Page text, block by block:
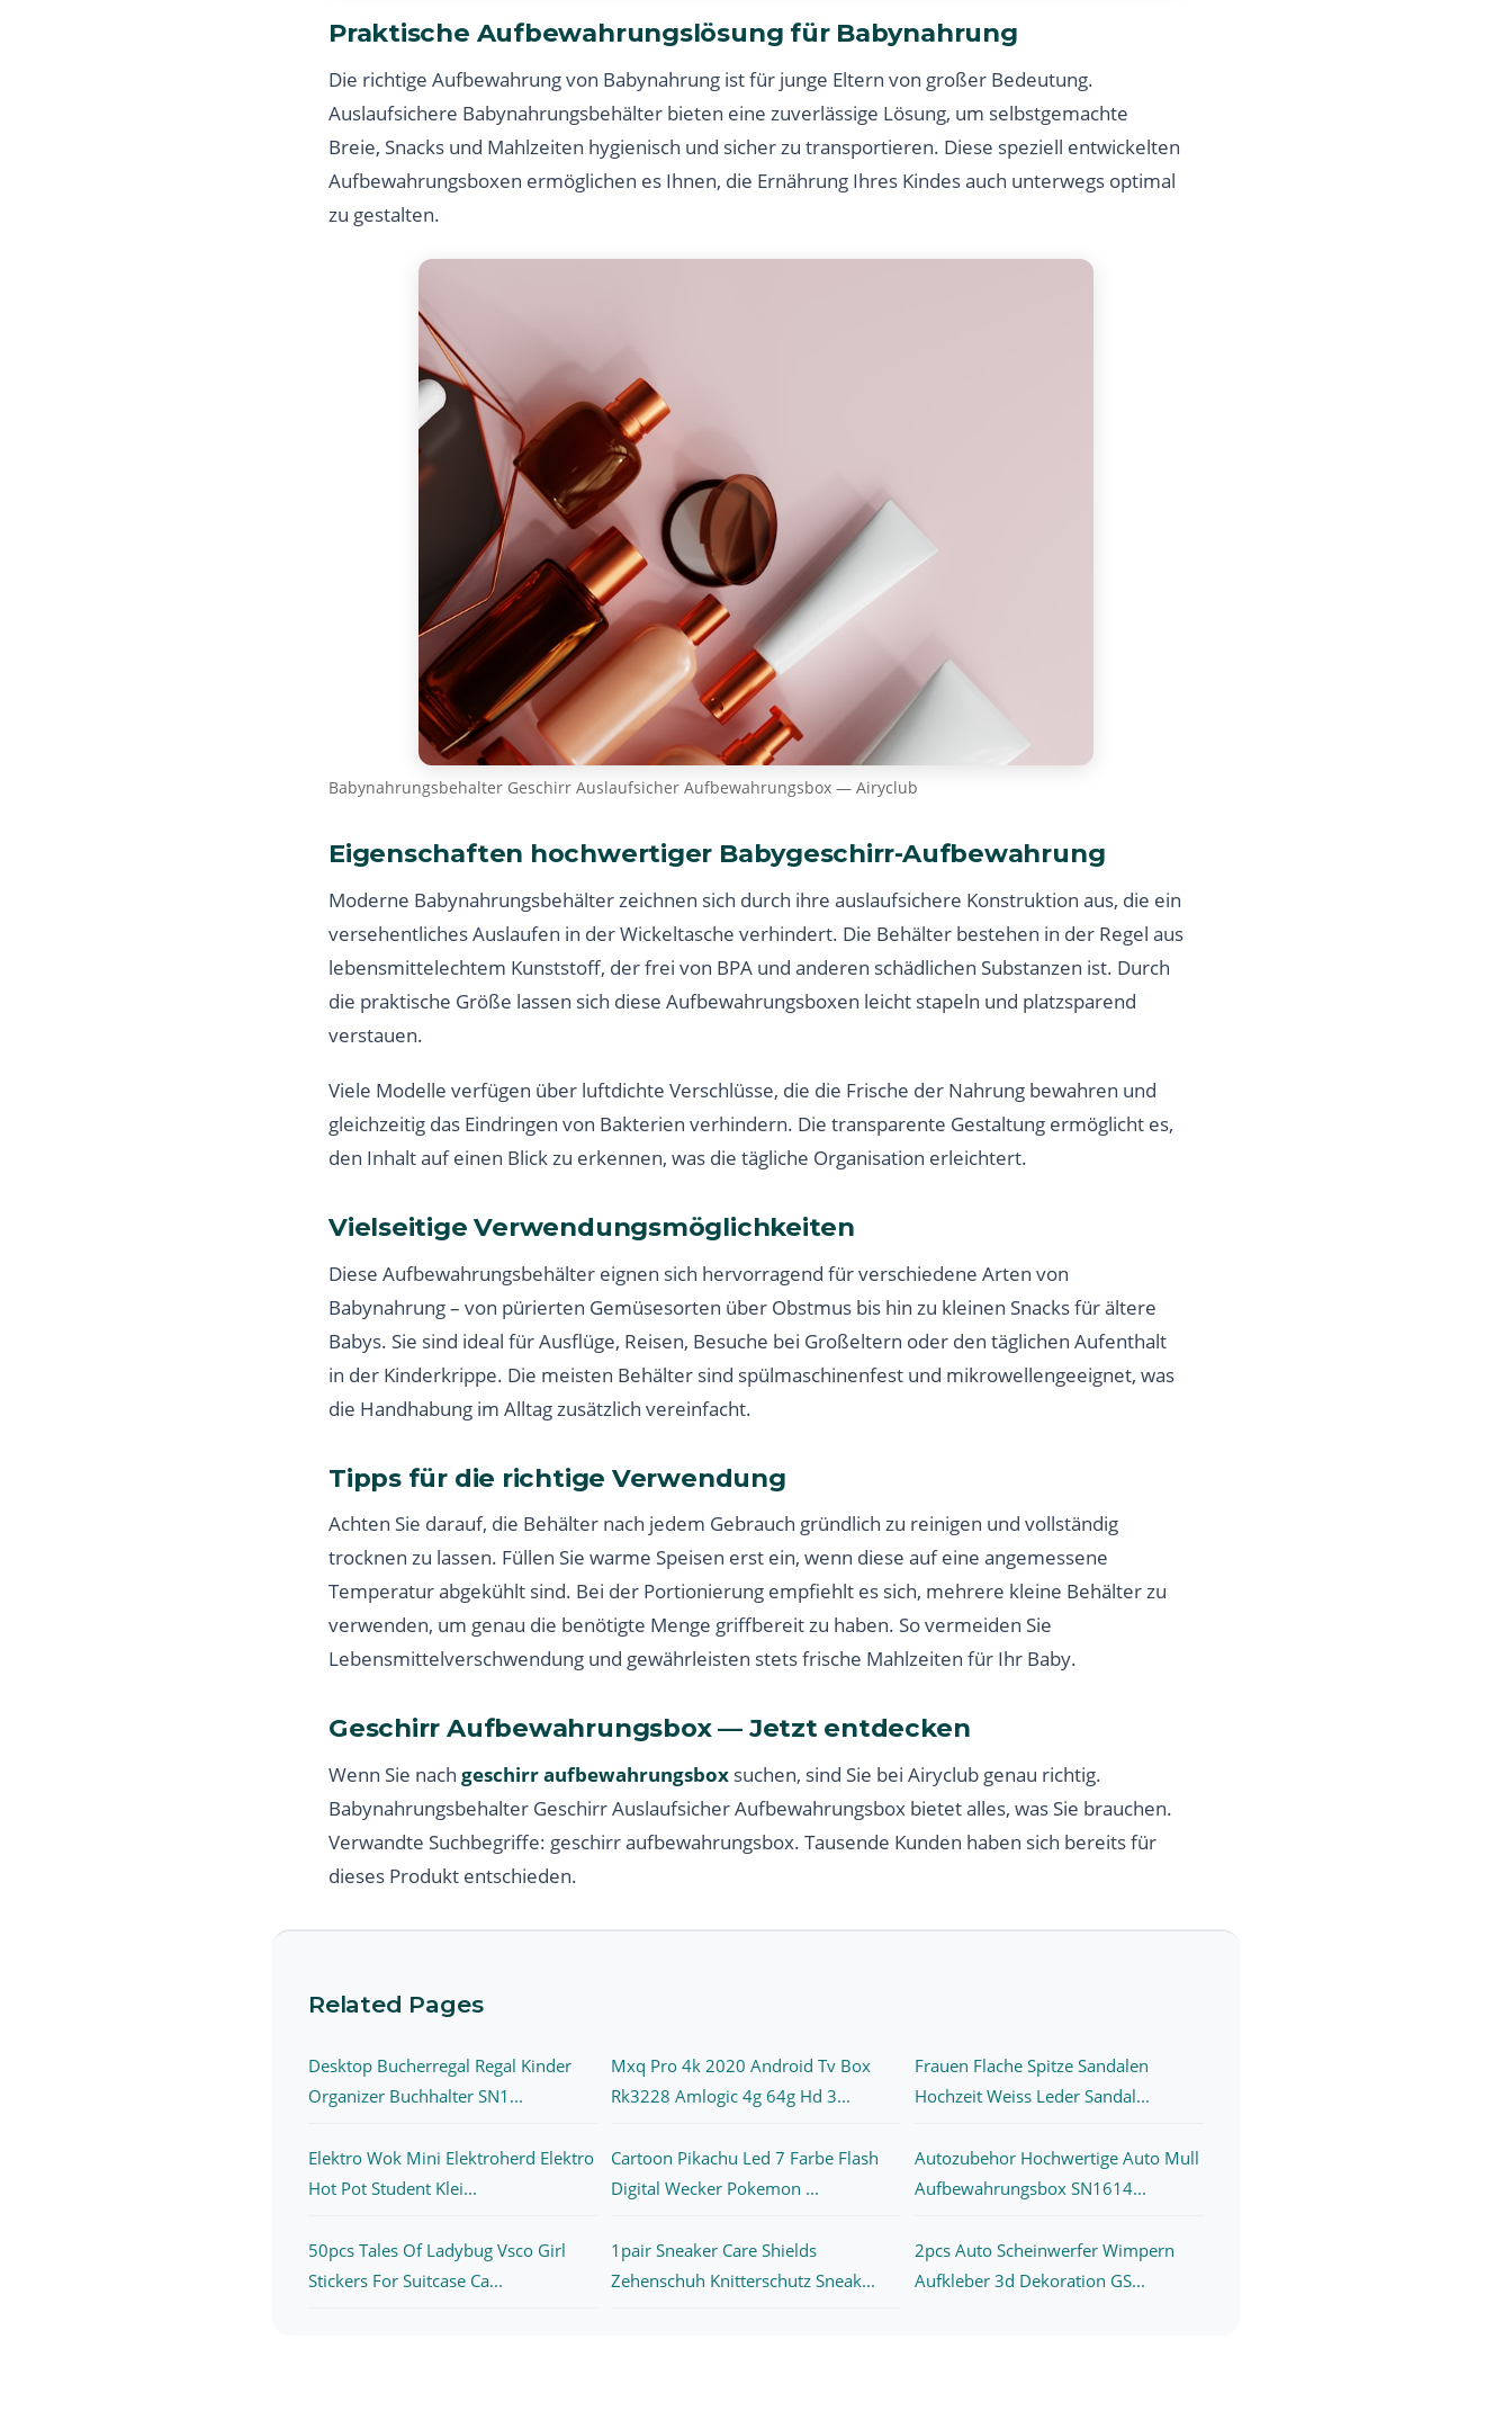
Praktische Aufbewahrungslösung für Babynahrung
Die richtige Aufbewahrung von Babynahrung ist für junge Eltern von großer Bedeutung.
Auslaufsichere Babynahrungsbehälter bieten eine zuverlässige Lösung, um selbstgemachte
Breie, Snacks und Mahlzeiten hygienisch und sicher zu transportieren. Diese speziell entwickelten
Aufbewahrungsboxen ermöglichen es Ihnen, die Ernährung Ihres Kindes auch unterwegs optimal
zu gestalten.
Babynahrungsbehalter Geschirr Auslaufsicher Aufbewahrungsbox — Airyclub
Eigenschaften hochwertiger Babygeschirr-Aufbewahrung
Moderne Babynahrungsbehälter zeichnen sich durch ihre auslaufsichere Konstruktion aus, die ein
versehentliches Auslaufen in der Wickeltasche verhindert. Die Behälter bestehen in der Regel aus
lebensmittelechtem Kunststoff, der frei von BPA und anderen schädlichen Substanzen ist. Durch
die praktische Größe lassen sich diese Aufbewahrungsboxen leicht stapeln und platzsparend
verstauen.
Viele Modelle verfügen über luftdichte Verschlüsse, die die Frische der Nahrung bewahren und
gleichzeitig das Eindringen von Bakterien verhindern. Die transparente Gestaltung ermöglicht es,
den Inhalt auf einen Blick zu erkennen, was die tägliche Organisation erleichtert.
Vielseitige Verwendungsmöglichkeiten
Diese Aufbewahrungsbehälter eignen sich hervorragend für verschiedene Arten von
Babynahrung – von pürierten Gemüsesorten über Obstmus bis hin zu kleinen Snacks für ältere
Babys. Sie sind ideal für Ausflüge, Reisen, Besuche bei Großeltern oder den täglichen Aufenthalt
in der Kinderkrippe. Die meisten Behälter sind spülmaschinenfest und mikrowellengeeignet, was
die Handhabung im Alltag zusätzlich vereinfacht.
Tipps für die richtige Verwendung
Achten Sie darauf, die Behälter nach jedem Gebrauch gründlich zu reinigen und vollständig
trocknen zu lassen. Füllen Sie warme Speisen erst ein, wenn diese auf eine angemessene
Temperatur abgekühlt sind. Bei der Portionierung empfiehlt es sich, mehrere kleine Behälter zu
verwenden, um genau die benötigte Menge griffbereit zu haben. So vermeiden Sie
Lebensmittelverschwendung und gewährleisten stets frische Mahlzeiten für Ihr Baby.
Geschirr Aufbewahrungsbox — Jetzt entdecken
Wenn Sie nach geschirr aufbewahrungsbox suchen, sind Sie bei Airyclub genau richtig.
Babynahrungsbehalter Geschirr Auslaufsicher Aufbewahrungsbox bietet alles, was Sie brauchen.
Verwandte Suchbegriffe: geschirr aufbewahrungsbox. Tausende Kunden haben sich bereits für
dieses Produkt entschieden.
Related Pages
Desktop Bucherregal Regal Kinder
Organizer Buchhalter SN1...
Mxq Pro 4k 2020 Android Tv Box
Rk3228 Amlogic 4g 64g Hd 3...
Frauen Flache Spitze Sandalen
Hochzeit Weiss Leder Sandal...
Elektro Wok Mini Elektroherd Elektro
Hot Pot Student Klei...
Cartoon Pikachu Led 7 Farbe Flash
Digital Wecker Pokemon ...
Autozubehor Hochwertige Auto Mull
Aufbewahrungsbox SN1614...
50pcs Tales Of Ladybug Vsco Girl
Stickers For Suitcase Ca...
1pair Sneaker Care Shields
Zehenschuh Knitterschutz Sneak...
2pcs Auto Scheinwerfer Wimpern
Aufkleber 3d Dekoration GS...